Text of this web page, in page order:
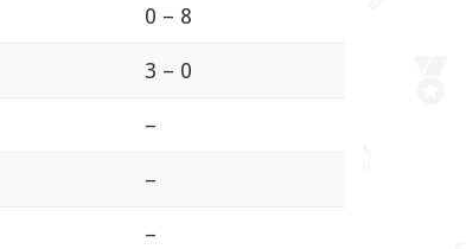
0 – 8
3 – 0
–
–
–